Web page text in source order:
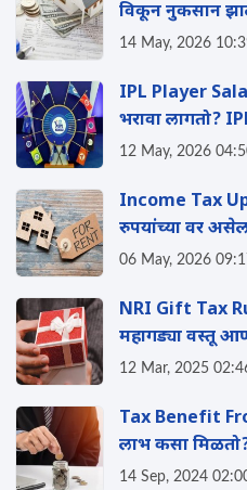
विकून नुकसान
वाचवू शकता
14 May, 2026
IPL Player Salary Tax:
भरावा लागतो?
पगाराचे 'हे' आहे
12 May, 2026
Income Tax
रुपयांच्या वर
घ्या
06 May, 2026
NRI Gift Tax
महागड्या वस्तू
केल्यास बसू
12 Mar, 2025
Tax Benefit
लाभ कसा
फायदे?
14 Sep, 2024